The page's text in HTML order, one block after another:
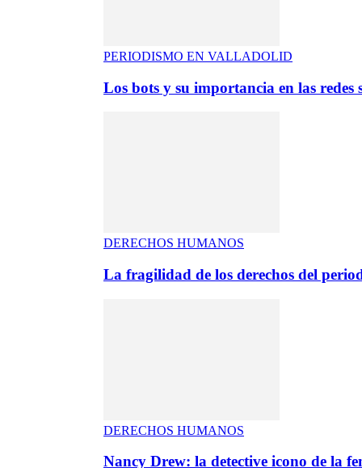
PERIODISMO EN VALLADOLID
Los bots y su importancia en las redes
DERECHOS HUMANOS
La fragilidad de los derechos del
DERECHOS HUMANOS
Nancy Drew: la detective icono de la